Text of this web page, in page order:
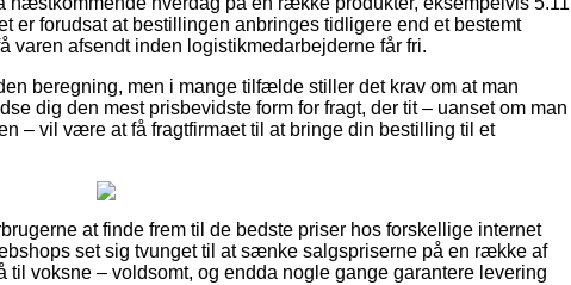
er forudsat at bestillingen anbringes tidligere end et bestemt
varen afsendt inden logistikmedarbejderne får fri.
beregning, men i mange tilfælde stiller det krav om at man
dig den mest prisbevidste form for fragt, der tit – uanset om man
– vil være at få fragtfirmaet til at bringe din bestilling til et
at finde frem til de bedste priser hos forskellige internet
set sig tvunget til at sænke salgspriserne på en række af
voksne – voldsomt, og endda nogle gange garantere levering